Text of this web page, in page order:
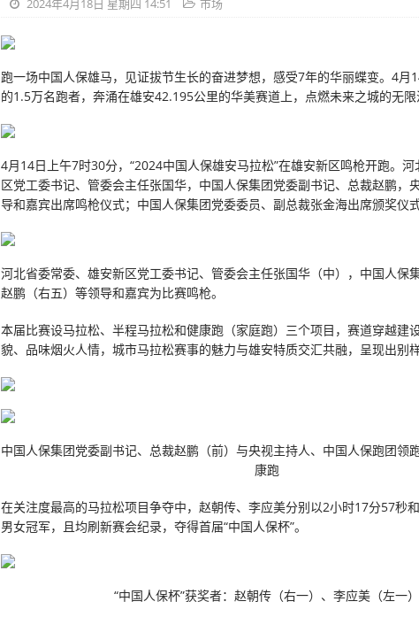
2024年4月18日 星期四 14:51 市场
跑一场中国人保雄马，见证拔节生长的奋进梦想，感受7年的华丽蝶变。4月
的1.5万名跑者，奔涌在雄安42.195公里的华美赛道上，点燃未来之城的无限
4月14日上午7时30分，“2024中国人保雄安马拉松”在雄安新区鸣枪开跑。
区党工委书记、管委会主任张国华，中国人保集团党委副书记、总裁赵鹏，
导和嘉宾出席鸣枪仪式；中国人保集团党委委员、副总裁张金海出席颁奖仪式
河北省委常委、雄安新区党工委书记、管委会主任张国华（中），中国人保
赵鹏（右五）等领导和嘉宾为比赛鸣枪。
本届比赛设马拉松、半程马拉松和健康跑（家庭跑）三个项目，赛道穿越建
貌、品味烟火人情，城市马拉松赛事的魅力与雄安特质交汇共融，呈现出别
中国人保集团党委副书记、总裁赵鹏（前）与央视主持人、中国人保跑团领
康跑
在关注度最高的马拉松项目争夺中，赵朝传、李应美分别以2小时17分57秒
男女冠军，且均刷新赛会纪录，夺得首届“中国人保杯”。
“中国人保杯”获奖者：赵朝传（右一）、李应美（左一）